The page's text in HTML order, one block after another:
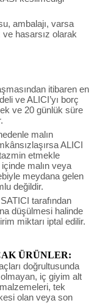
ambalajı, varsa
hasarsız olarak
itibaren en
ve ALICI’yı borç
ve 20 günlük süre
malın
ALICI
tazmin etmekle
malın veya
meydana gelen
değildir.
tarafından
düşülmesi halinde
miktarı iptal edilir.
ÜRÜNLER:
doğrultusunda
iç giyim alt
tek
olan veya son